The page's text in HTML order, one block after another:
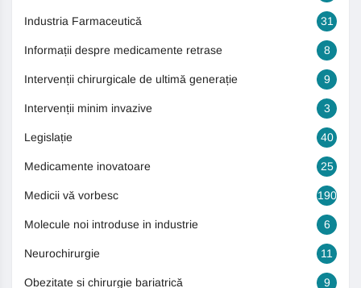
Industria Farmaceutică 31
Informații despre medicamente retrase 8
Intervenții chirurgicale de ultimă generație 9
Intervenții minim invazive 3
Legislație 40
Medicamente inovatoare 25
Medicii vă vorbesc 190
Molecule noi introduse in industrie 6
Neurochirurgie 11
Obezitate si chirurgie bariatrică 9